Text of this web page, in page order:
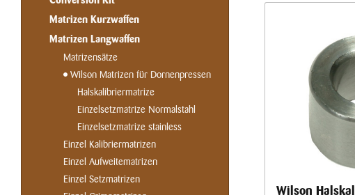
Matrizen Kurzwaffen
Matrizen Langwaffen
Matrizensätze
Wilson Matrizen für Dornenpressen
Halskalibriermatrize
Einzelsetzmatrize Normalstahl
Einzelsetzmatrize stainless
Einzel Kalibriermatrizen
Einzel Aufweitematrizen
Einzel Setzmatrizen
Wilson